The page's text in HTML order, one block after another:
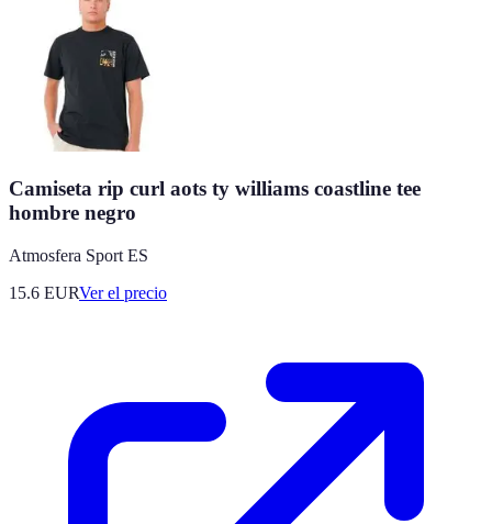
Camiseta rip curl aots ty williams coastline tee
hombre negro
Atmosfera Sport ES
15.6 EURVer el precio